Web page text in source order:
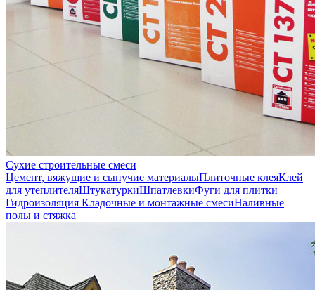
Сухие строительные смеси
Цемент, вяжущие и сыпучие материалыПлиточные клеяКлей
для утеплителяШтукатуркиШпатлевкиФуги для плитки
Гидроизоляция Кладочные и монтажные смесиНаливные
полы и стяжка